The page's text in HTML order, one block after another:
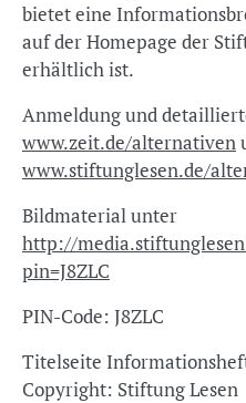
bietet eine
auf der Homepage der
erhältlich ist.
Anmeldung und
www.zeit.de/alternativen
www.stiftunglesen.de/
Bildmaterial unter
http://
pin=J8ZLC
PIN-Code: J8ZLC
Titelseite
Copyright: Stiftung Lesen